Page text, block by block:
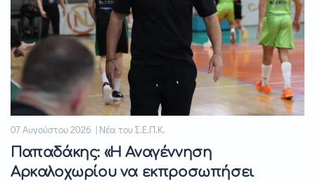
07 Αυγούστου 2026 | Νέα του Σ.Ε.Π.Κ.
Παπαδάκης: «Η Αναγέννηση
Αρκαλοχωρίου να εκπροσωπήσει